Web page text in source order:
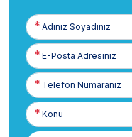
Adınız
Soyadınız
E-
Posta
Telefon
Numaranız